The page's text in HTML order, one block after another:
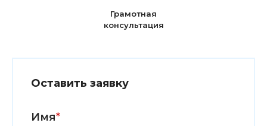
Грамотная
консультация
Оставить заявку
Имя*